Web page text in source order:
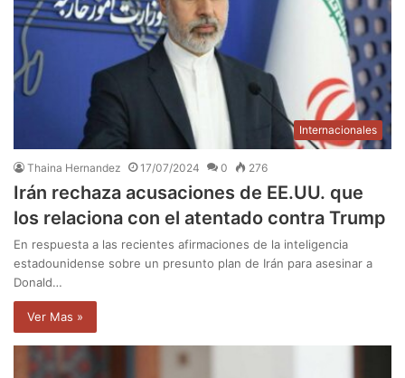
Internacionales
Thaina Hernandez 17/07/2024 0 276
Irán rechaza acusaciones de EE.UU. que
los relaciona con el atentado contra Trump
En respuesta a las recientes afirmaciones de la inteligencia
estadounidense sobre un presunto plan de Irán para asesinar a
Donald…
Ver Mas »